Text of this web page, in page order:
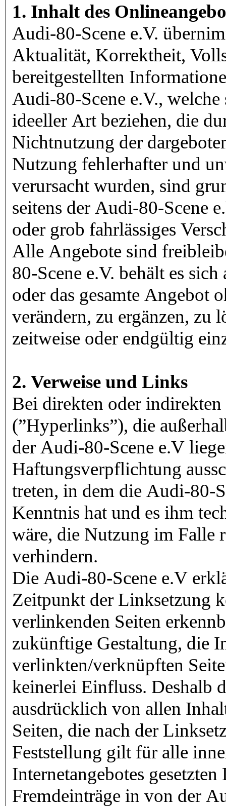
1. Inhalt des
Audi-80-Scene e.V.
Aktualität, Korrektheit,
bereitgestellten
Audi-80-Scene e.V.,
ideeller Art beziehen, die
Nichtnutzung der
Nutzung fehlerhafter und
verursacht wurden, sind
seitens der Audi-80-Scene
oder grob fahrlässiges
Alle Angebote sind
80-Scene e.V. behält es
oder das gesamte Angebot
verändern, zu ergänzen, zu
zeitweise oder endgültig
2. Verweise und Links
Bei direkten oder
(”Hyperlinks”), die
der Audi-80-Scene e.V
Haftungsverpflichtung
treten, in dem die Audi-80-
Kenntnis hat und es ihm
wäre, die Nutzung im Falle
verhindern.
Die Audi-80-Scene e.V
Zeitpunkt der Linksetzung
verlinkenden Seiten
zukünftige Gestaltung, die
verlinkten/verknüpften
keinerlei Einfluss. Deshalb
ausdrücklich von allen
Seiten, die nach der
Feststellung gilt für alle
Internetangebotes
Fremdeinträge in von der